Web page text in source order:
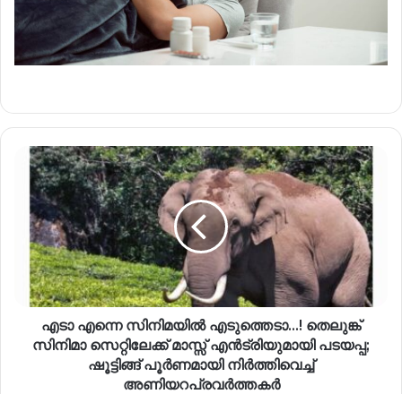
എടാ എന്നെ സിനിമയിൽ എടുത്തെടാ…! തെലുങ്ക്
സിനിമാ സെറ്റിലേക്ക് മാസ്സ് എൻട്രിയുമായി പടയപ്പ;
ഷൂട്ടിങ്ങ് പൂർണമായി നിർത്തിവെച്ച്
അണിയറപ്രവർത്തകർ